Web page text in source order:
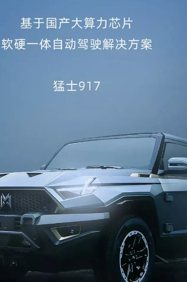
-每日热点:
项-每日观点:
兴）拟立项目公示-全